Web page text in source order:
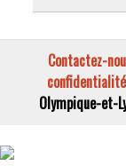
Contactez-
confidentialité
Olympique-et-